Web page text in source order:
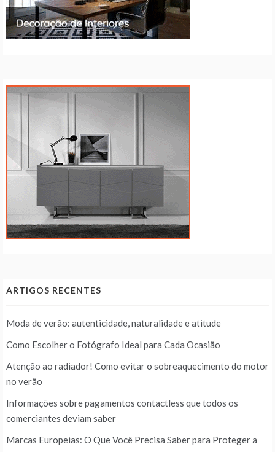
ARTIGOS RECENTES
Moda de verão: autenticidade, naturalidade e atitude
Como Escolher o Fotógrafo Ideal para Cada Ocasião
Atenção ao radiador! Como evitar o sobreaquecimento do motor
no verão
Informações sobre pagamentos contactless que todos os
comerciantes deviam saber
Marcas Europeias: O Que Você Precisa Saber para Proteger a